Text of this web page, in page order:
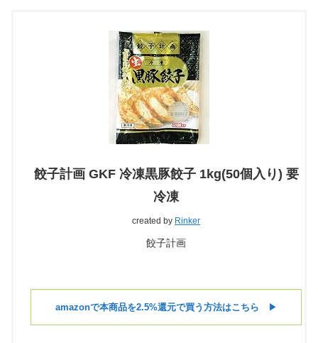
餃子計画 GKF 冷凍黒豚餃子 1kg(50個入り) 要
冷凍
created by Rinker
餃子計画
amazonで本商品を2.5%還元で買う方法はこちら ▶︎